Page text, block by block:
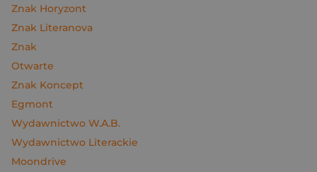
Znak Horyzont
Znak Literanova
Znak
Otwarte
Znak Koncept
Egmont
Wydawnictwo W.A.B.
Wydawnictwo Literackie
Moondrive